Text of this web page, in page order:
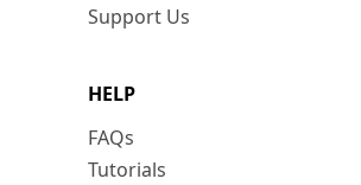
Support Us
HELP
FAQs
Tutorials